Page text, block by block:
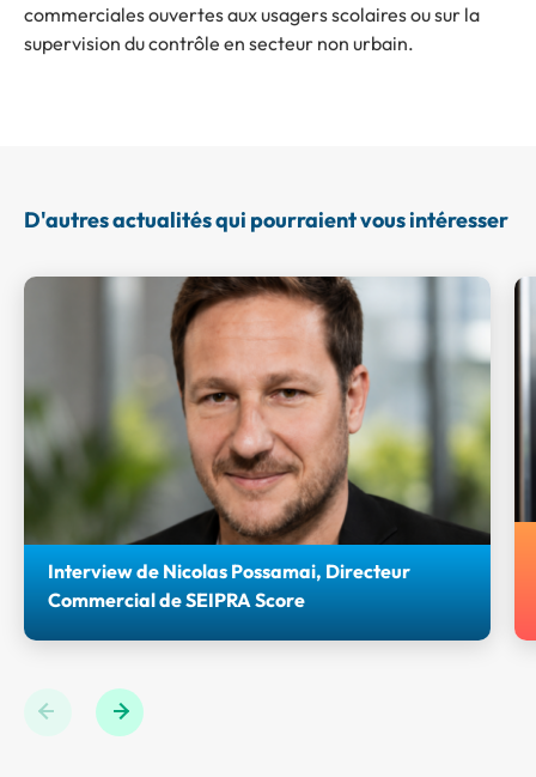
commerciales ouvertes aux usagers scolaires ou sur la
supervision du contrôle en secteur non urbain.
D'autres actualités qui pourraient vous intéresser
Interview de Nicolas Possamai, Directeur
Commercial de SEIPRA Score
Retrouvez l'interview de Nicolas POSSAMAI, Directeur
Journées AGIR 2026.